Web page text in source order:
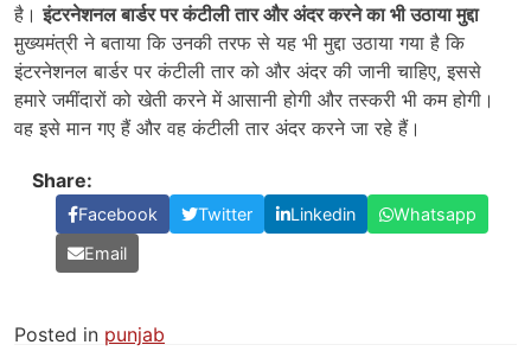
है।इंटरनेशनल बार्डर पर कंटीली तार और अंदर करने का भी उठाया मुद्दा
मु़ख्यमंत्री ने बताया कि उनकी तरफ से यह भी मुद्दा उठाया गया है कि
इंटरनेशनल बार्डर पर कंटीली तार को और अंदर की जानी चाहिए, इससे
हमारे जमींदारों को खेती करने में आसानी होगी और तस्करी भी कम होगी।
वह इसे मान गए हैं और वह कंटीली तार अंदर करने जा रहे हैं।
Share:
Facebook Twitter Linkedin
Whatsapp
Email
Posted in punjab